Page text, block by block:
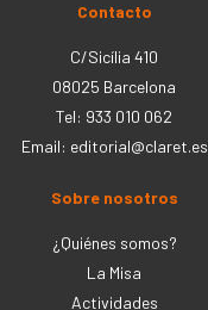
Contacto
C/Sicília 410
08025 Barcelona
Tel: 933 010 062
Email: editorial@claret.es
Sobre nosotros
¿Quiénes somos?
La Misa
Actividades